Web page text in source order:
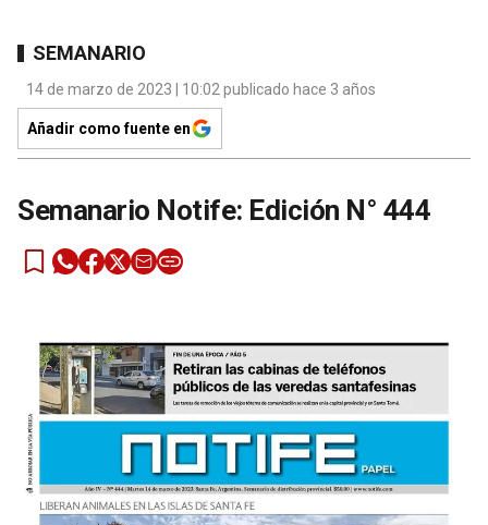
SEMANARIO
14 de marzo de 2023 | 10:02 publicado hace 3 años
Añadir como fuente en
Semanario Notife: Edición N° 444